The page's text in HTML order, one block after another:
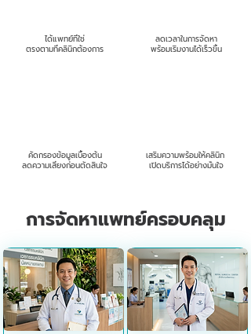
ได้แพทย์ที่ใช่
ตรงตามที่คลินิกต้องการ
คัดกรองข้อมูลเบื้องต้น
ลดความเสี่ยงก่อนตัดสินใจ
ลดเวลาในการจัดหา
พร้อมเริ่มงานได้เร็วขึ้น
เสริมความพร้อมให้คลินิก
เปิดบริการได้อย่างมั่นใจ
การจัดหาแพทย์ครอบคลุม